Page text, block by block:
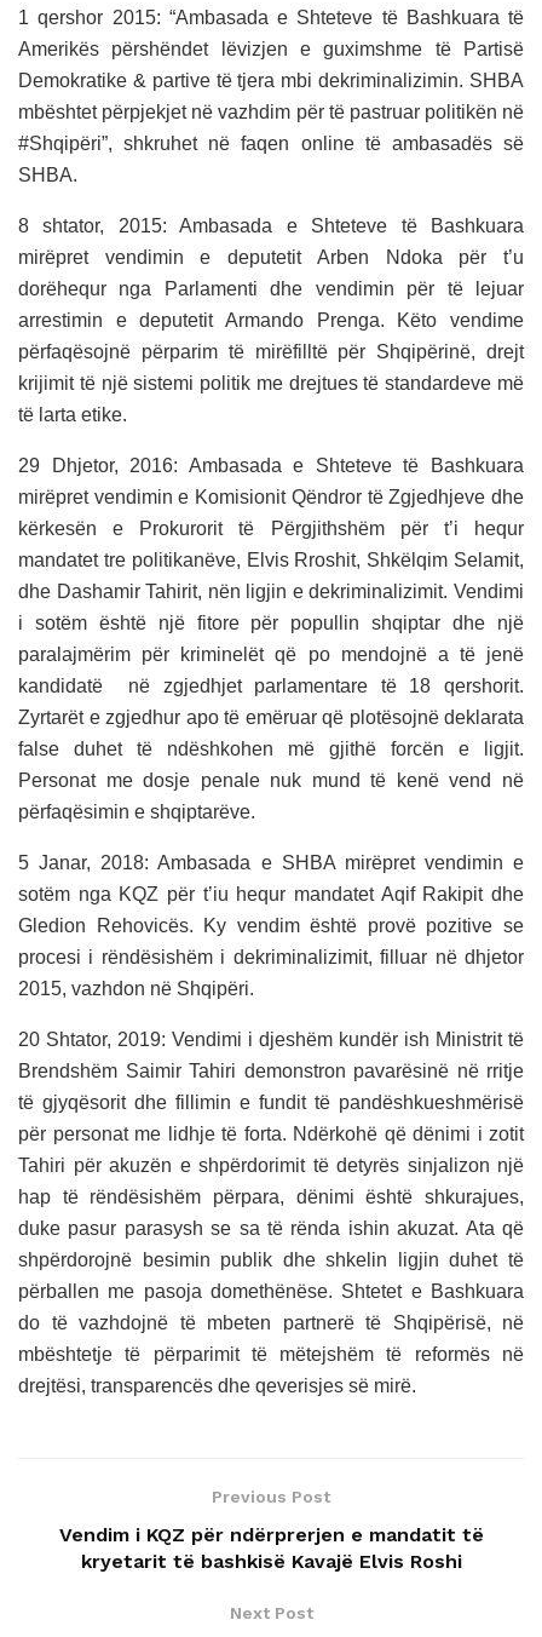
1 qershor 2015: “Ambasada e Shteteve të Bashkuara të
Amerikës përshëndet lëvizjen e guximshme të Partisë
Demokratike & partive të tjera mbi dekriminalizimin. SHBA
mbështet përpjekjet në vazhdim për të pastruar politikën në
#Shqipëri”, shkruhet në faqen online të ambasadës së
SHBA.
8 shtator, 2015: Ambasada e Shteteve të Bashkuara
mirëpret vendimin e deputetit Arben Ndoka për t’u
dorëhequr nga Parlamenti dhe vendimin për të lejuar
arrestimin e deputetit Armando Prenga. Këto vendime
përfaqësojnë përparim të mirëfilltë për Shqipërinë, drejt
krijimit të një sistemi politik me drejtues të standardeve më
të larta etike.
29 Dhjetor, 2016: Ambasada e Shteteve të Bashkuara
mirëpret vendimin e Komisionit Qëndror të Zgjedhjeve dhe
kërkesën e Prokurorit të Përgjithshëm për t’i hequr
mandatet tre politikanëve, Elvis Rroshit, Shkëlqim Selamit,
dhe Dashamir Tahirit, nën ligjin e dekriminalizimit. Vendimi
i sotëm është një fitore për popullin shqiptar dhe një
paralajmërim për kriminelët që po mendojnë a të jenë
kandidatë në zgjedhjet parlamentare të 18 qershorit.
Zyrtarët e zgjedhur apo të emëruar që plotësojnë deklarata
false duhet të ndëshkohen më gjithë forcën e ligjit.
Personat me dosje penale nuk mund të kenë vend në
përfaqësimin e shqiptarëve.
5 Janar, 2018: Ambasada e SHBA mirëpret vendimin e
sotëm nga KQZ për t’iu hequr mandatet Aqif Rakipit dhe
Gledion Rehovicës. Ky vendim është provë pozitive se
procesi i rëndësishëm i dekriminalizimit, filluar në dhjetor
2015, vazhdon në Shqipëri.
20 Shtator, 2019: Vendimi i djeshëm kundër ish Ministrit të
Brendshëm Saimir Tahiri demonstron pavarësinë në rritje
të gjyqësorit dhe fillimin e fundit të pandëshkueshmërisë
për personat me lidhje të forta. Ndërkohë që dënimi i zotit
Tahiri për akuzën e shpërdorimit të detyrës sinjalizon një
hap të rëndësishëm përpara, dënimi është shkurajues,
duke pasur parasysh se sa të rënda ishin akuzat. Ata që
shpërdorojnë besimin publik dhe shkelin ligjin duhet të
përballen me pasoja domethënëse. Shtetet e Bashkuara
do të vazhdojnë të mbeten partnerë të Shqipërisë, në
mbështetje të përparimit të mëtejshëm të reformës në
drejtësi, transparencës dhe qeverisjes së mirë.
Previous Post
Vendim i KQZ për ndërprerjen e mandatit të
kryetarit të bashkisë Kavajë Elvis Roshi
Next Post